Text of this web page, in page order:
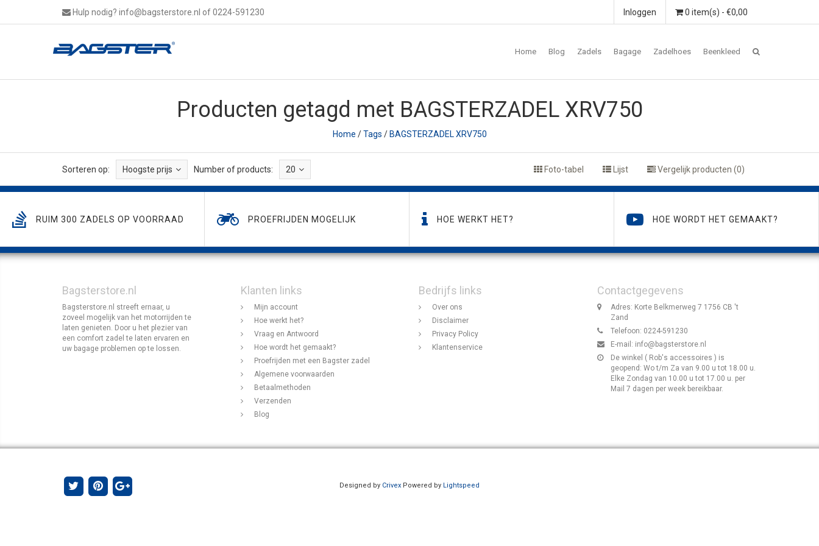
Hulp nodig? info@bagsterstore.nl of 0224-591230 0 item(s) - €0,00
Inloggen
Home Blog Zadels Bagage Zadelhoes Beenkleed
Producten getagd met BAGSTERZADEL XRV750
Home /Tags /BAGSTERZADEL XRV750
Sorteren op: Hoogste prijs Number of products: 20 Foto-tabel Lijst Vergelijk producten (0)
RUIM 300 ZADELS OP VOORRAAD PROEFRIJDEN MOGELIJK HOE WERKT HET? HOE WORDT HET GEMAAKT?
Bagsterstore.nl
Bagsterstore.nl streeft ernaar, u
zoveel mogelijk van het motorrijden te
laten genieten. Door u het plezier van
een comfort zadel te laten ervaren en
uw bagage problemen op te lossen.
Klanten links
Mijn account
Hoe werkt het?
Vraag en Antwoord
Hoe wordt het gemaakt?
Proefrijden met een Bagster zadel
Algemene voorwaarden
Betaalmethoden
Verzenden
Blog
Bedrijfs links
Over ons
Disclaimer
Privacy Policy
Klantenservice
Contactgegevens
Adres: Korte Belkmerweg 7 1756 CB 't
Zand
Telefoon: 0224-591230
E-mail: info@bagsterstore.nl
De winkel ( Rob's accessoires ) is
geopend: Wo t/m Za van 9.00 u tot 18.00 u.
Elke Zondag van 10.00 u tot 17.00 u. per
Mail 7 dagen per week bereikbaar.
Designed by Crivex Powered by Lightspeed